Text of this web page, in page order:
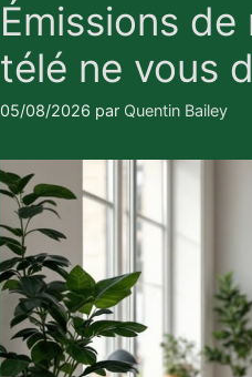
Émissions
télé ne vous
05/08/2026 par Quentin Bailey